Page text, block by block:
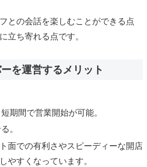
との会話を楽しむことができる点
立ち寄れる点です。
を運営するメリット
期間で営業開始が可能。
。
面での有利さやスピーディーな開店
やすくなっています。